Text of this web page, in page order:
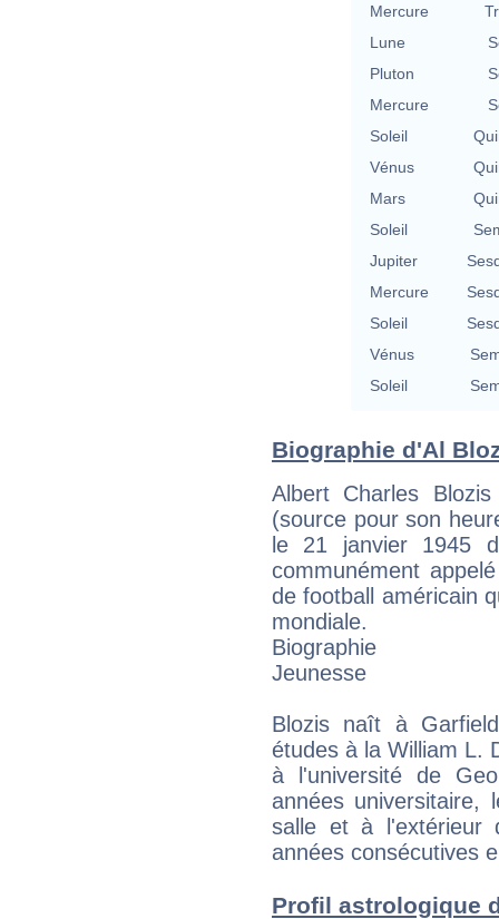
Mercure
Lune
Pluton
Mercure
Soleil
Vénus
Mars
Soleil
Jupiter
Mercure
Soleil
Vénus
Soleil
Biographie d'Al
Albert Charles
(source pour son
le 21 janvier 1945
communément
de football américain
mondiale.
Biographie
Jeunesse
Blozis naît à
études à la William L.
à l'université de
années universitaire,
salle et à l'extérieur
années consécutives
Profil astrologique